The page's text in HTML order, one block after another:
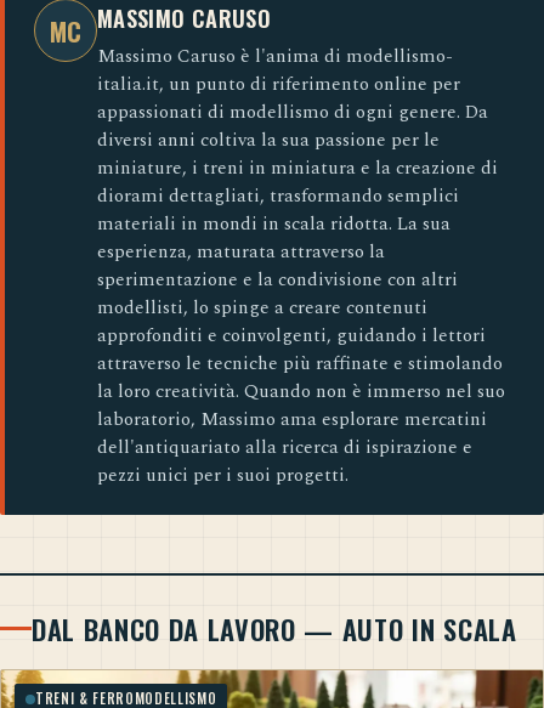
MC MASSIMO CARUSO
Massimo Caruso è l'anima di modellismo-
italia.it, un punto di riferimento online per
appassionati di modellismo di ogni genere. Da
diversi anni coltiva la sua passione per le
miniature, i treni in miniatura e la creazione di
diorami dettagliati, trasformando semplici
materiali in mondi in scala ridotta. La sua
esperienza, maturata attraverso la
sperimentazione e la condivisione con altri
modellisti, lo spinge a creare contenuti
approfonditi e coinvolgenti, guidando i lettori
attraverso le tecniche più raffinate e stimolando
la loro creatività. Quando non è immerso nel suo
laboratorio, Massimo ama esplorare mercatini
dell'antiquariato alla ricerca di ispirazione e
pezzi unici per i suoi progetti.
DAL BANCO DA LAVORO — AUTO IN SCALA
TRENI & FERROMODELLISMO